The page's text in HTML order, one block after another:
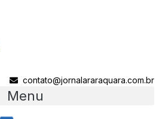
contato@jornalararaquara.com.br
Menu